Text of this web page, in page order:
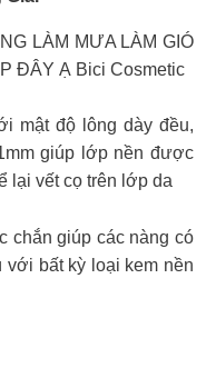
LÀM MƯA LÀM GIÓ
ĐÂY Ạ Bici Cosmetic
mật độ lông dày đều,
giúp lớp nền được
lại vết cọ trên lớp da
chắn giúp các nàng có
với bất kỳ loại kem nền